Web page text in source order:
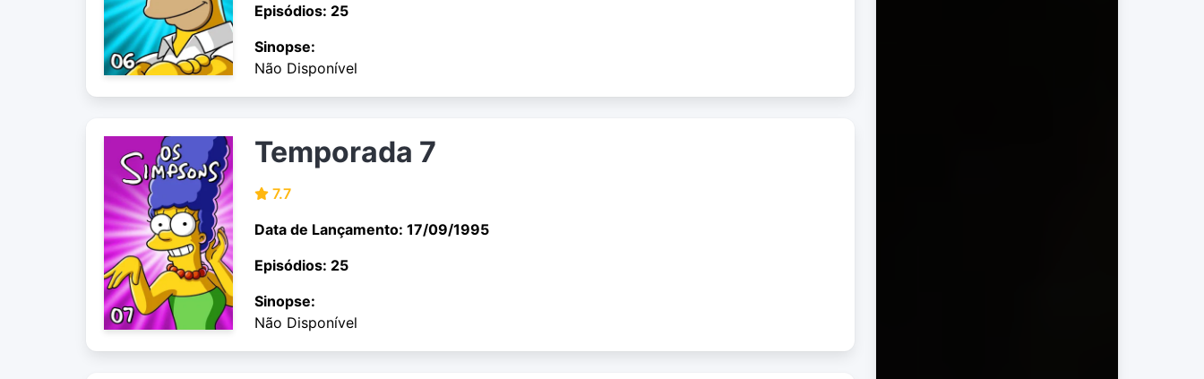
Episódios: 25
Sinopse:
Não Disponível
Temporada 7
7.7
Data de Lançamento: 17/09/1995
Episódios: 25
Sinopse:
Não Disponível